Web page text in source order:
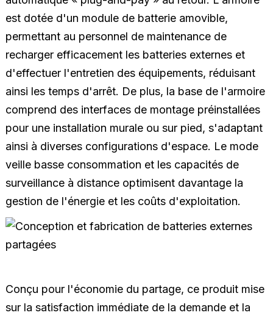
est dotée d'un module de batterie amovible,
permettant au personnel de maintenance de
recharger efficacement les batteries externes et
d'effectuer l'entretien des équipements, réduisant
ainsi les temps d'arrêt. De plus, la base de l'armoire
comprend des interfaces de montage préinstallées
pour une installation murale ou sur pied, s'adaptant
ainsi à diverses configurations d'espace. Le mode
veille basse consommation et les capacités de
surveillance à distance optimisent davantage la
gestion de l'énergie et les coûts d'exploitation.
Conçu pour l'économie du partage, ce produit mise
sur la satisfaction immédiate de la demande et la